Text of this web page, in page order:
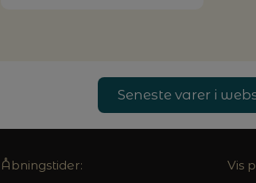
Seneste varer i
Åbningstider: Vis